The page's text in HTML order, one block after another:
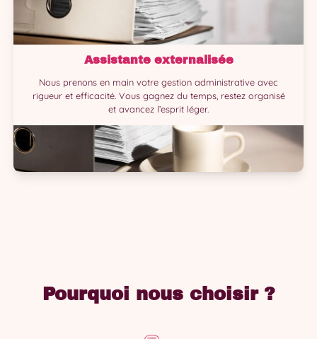
Assistante externalisée
Nous prenons en main votre gestion administrative avec
rigueur et efficacité. Vous gagnez du temps, restez organisé
et avancez l’esprit léger.
Pourquoi nous choisir ?